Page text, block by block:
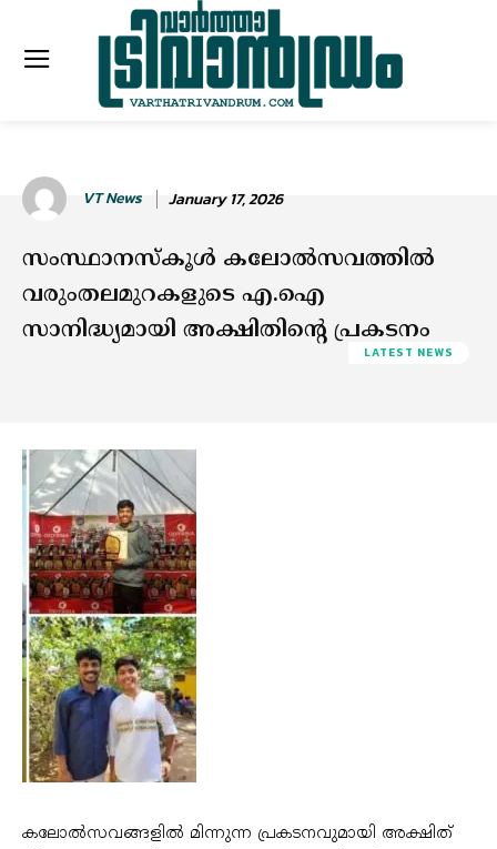
VT News January 17, 2026
സംസ്ഥാനസ്കൂൾ കലോൽസവത്തിൽ
വരുംതലമുറകളുടെ എ.ഐ
സാനിദ്ധ്യമായി അക്ഷിതിൻ്റെ പ്രകടനം
LATEST NEWS
കലോൽസവങ്ങളിൽ മിന്നുന്ന പ്രകടനവുമായി അക്ഷിത്